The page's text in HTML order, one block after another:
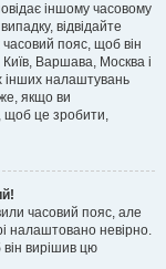
іншому часовому
відвідайте
пояс, щоб він
Варшава, Москва і
інших налаштувань
якщо ви
щоб це зробити,
часовий пояс, але
налаштовано невірно.
вирішив цю